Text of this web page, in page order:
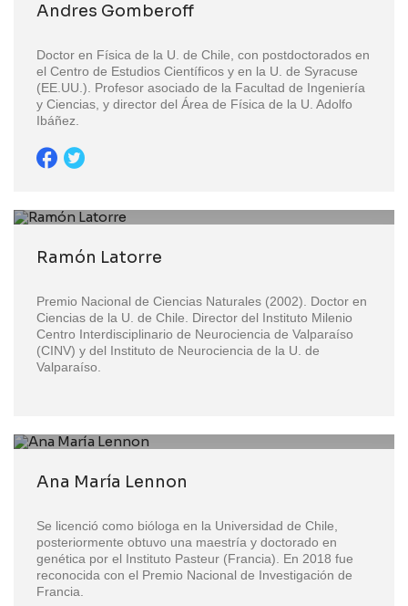
Andres Gomberoff
Doctor en Física de la U. de Chile, con postdoctorados en
el Centro de Estudios Científicos y en la U. de Syracuse
(EE.UU.). Profesor asociado de la Facultad de Ingeniería
y Ciencias, y director del Área de Física de la U. Adolfo
Ibáñez.
Ramón Latorre
Premio Nacional de Ciencias Naturales (2002). Doctor en
Ciencias de la U. de Chile. Director del Instituto Milenio
Centro Interdisciplinario de Neurociencia de Valparaíso
(CINV) y del Instituto de Neurociencia de la U. de
Valparaíso.
Ana María Lennon
Se licenció como bióloga en la Universidad de Chile,
posteriormente obtuvo una maestría y doctorado en
genética por el Instituto Pasteur (Francia). En 2018 fue
reconocida con el Premio Nacional de Investigación de
Francia.